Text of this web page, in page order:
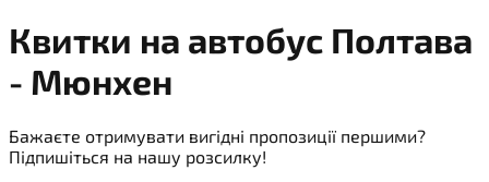
Квитки на автобус Полтава
- Мюнхен
Бажаєте отримувати вигідні пропозиції першими?
Підпишіться на нашу розсилку!